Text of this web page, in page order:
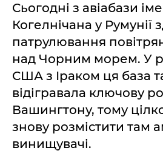
Сьогодні з авіабази
Когелнічана у Румунії
патрулювання
над Чорним морем. У
США з Іраком ця база
відігравала ключову
Вашингтону, тому
знову розмістити там
винищувачі.